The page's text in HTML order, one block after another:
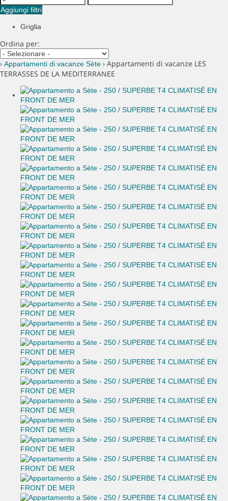
Aggiungi filtri
Griglia
Ordina per:
› Appartamenti di vacanze Sète › Appartamenti di vacanze LES
TERRASSES DE LA MEDITERRANEE